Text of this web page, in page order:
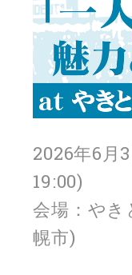
2026年6月
19:00)
会場：や
幌市)